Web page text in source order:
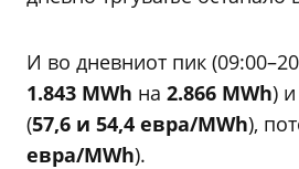
И во дневниот пик
1.843 MWh на 2.866 MWh)
(57,6 и 54,4 евра/MWh),
евра/MWh).